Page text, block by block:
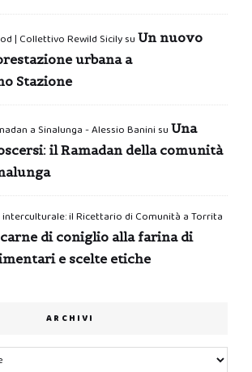
| Collettivo Rewild Sicilysu Un nuovo
urbana a
Stazione
a Sinalunga - Alessio Banini su Una
il Ramadan della comunità
il Ricettario di Comunità a Torrita
di coniglio alla farina di
e scelte etiche
ARCHIVI